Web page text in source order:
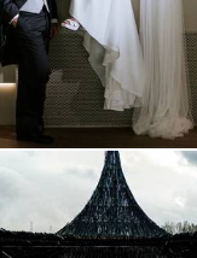
1919